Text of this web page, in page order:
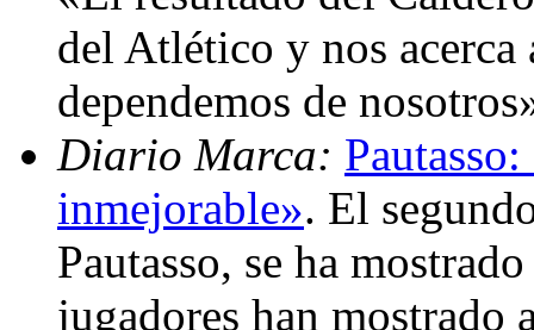
del Atlético y nos acerca
dependemos de
Diario Marca:
inmejorable». El
Pautasso, se ha
jugadores han mostrado